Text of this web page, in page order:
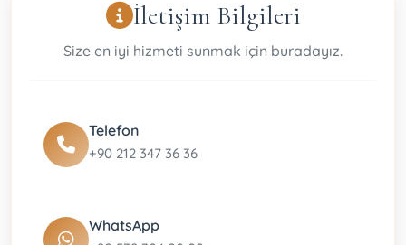
İletişim Bilgileri
Size en iyi hizmeti sunmak için buradayız.
Telefon
+90 212 347 36 36
WhatsApp